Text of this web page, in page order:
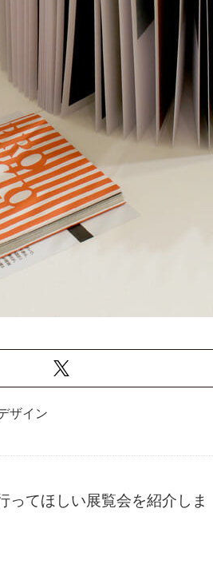
ザイン
ってほしい展覧会を紹介しま